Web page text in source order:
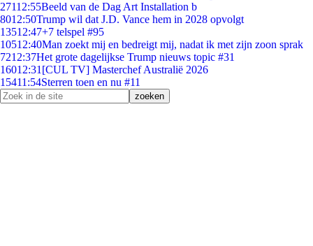
27112:55Beeld van de Dag Art Installation b
8012:50Trump wil dat J.D. Vance hem in 2028 opvolgt
13512:47+7 telspel #95
10512:40Man zoekt mij en bedreigt mij, nadat ik met zijn zoon sprak
7212:37Het grote dagelijkse Trump nieuws topic #31
16012:31 [CUL TV] Masterchef Australië 2026
15411:54Sterren toen en nu #11